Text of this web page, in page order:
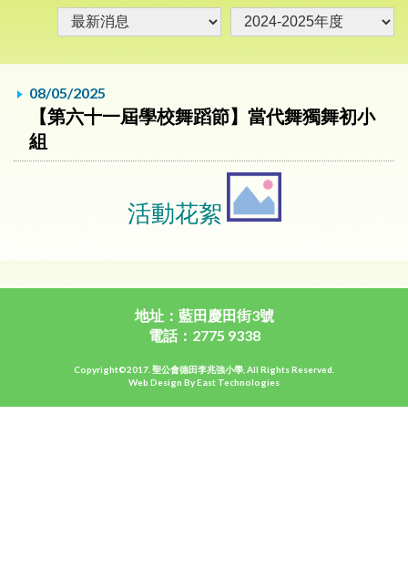
08/05/2025
【第六十一屆學校舞蹈節】當代舞獨舞初小
組
活動花絮
地址：藍田慶田街3號
電話：2775 9338
Copyright©2017. 聖公會德田李兆強小學, All Rights Reserved.
Web Design By East Technologies